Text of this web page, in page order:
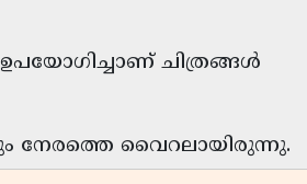
ചിത്രങ്ങൾ
നേരത്തെ വൈറലായിരുന്നു.